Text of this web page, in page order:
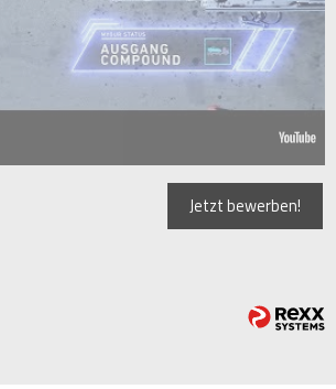
Jetzt bewerben!